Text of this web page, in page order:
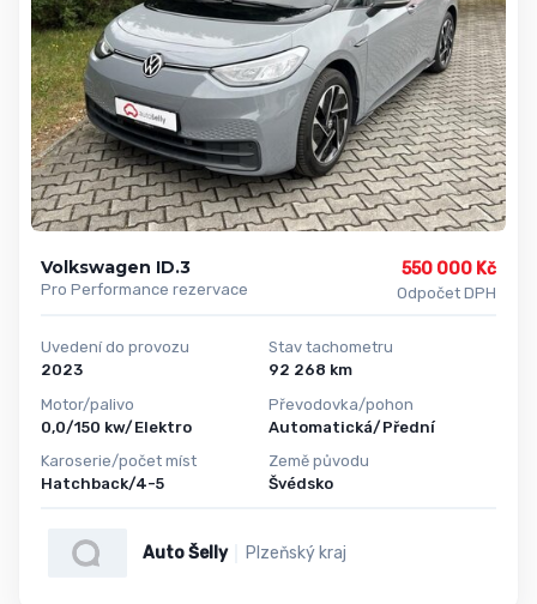
Volkswagen ID.3
Pro Performance rezervace
550 000 Kč
Odpočet DPH
Uvedení do provozu
2023
Motor/palivo
0,0/150 kw/Elektro
Karoserie/počet míst
Hatchback/4-5
Stav tachometru
92 268 km
Převodovka/pohon
Automatická/Přední
Země původu
Švédsko
Auto Šelly Plzeňský kraj